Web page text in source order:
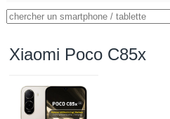
Xiaomi Poco C85x